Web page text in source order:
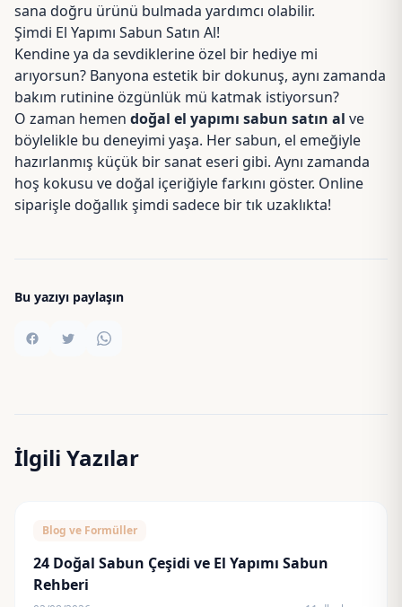
sana doğru ürünü bulmada yardımcı olabilir.
Şimdi El Yapımı Sabun Satın Al!
Kendine ya da sevdiklerine özel bir hediye mi
arıyorsun? Banyona estetik bir dokunuş, aynı zamanda
bakım rutinine özgünlük mü katmak istiyorsun?
O zaman hemen doğal el yapımı sabun satın al ve
böylelikle bu deneyimi yaşa. Her sabun, el emeğiyle
hazırlanmış küçük bir sanat eseri gibi. Aynı zamanda
hoş kokusu ve doğal içeriğiyle farkını göster. Online
siparişle doğallık şimdi sadece bir tık uzaklıkta!
Bu yazıyı paylaşın
İlgili Yazılar
Blog ve Formüller
24 Doğal Sabun Çeşidi ve El Yapımı Sabun
Rehberi